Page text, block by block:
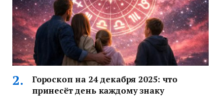
Гороскоп на 24 декабря 2025: что
принесёт день каждому знаку